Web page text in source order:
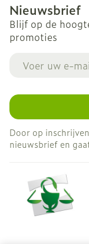
Nieuwsbrief
Blijf op de
promoties
Door op
nieuwsbrief en